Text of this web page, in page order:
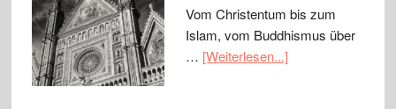
Vom Christentum bis zum
Islam, vom Buddhismus über
… [Weiterlesen...]